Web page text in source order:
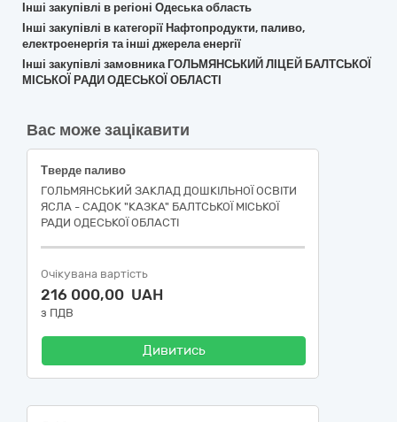
Інші закупівлі в регіоні Одеська область
Інші закупівлі в категорії Нафтопродукти, паливо,
електроенергія та інші джерела енергії
Інші закупівлі замовника ГОЛЬМЯНСЬКИЙ ЛІЦЕЙ БАЛТСЬКОЇ
МІСЬКОЇ РАДИ ОДЕСЬКОЇ ОБЛАСТІ
Вас може зацікавити
Тверде паливо
ГОЛЬМЯНСЬКИЙ ЗАКЛАД ДОШКІЛЬНОЇ ОСВІТИ
ЯСЛА - САДОК "КАЗКА" БАЛТСЬКОЇ МІСЬКОЇ
РАДИ ОДЕСЬКОЇ ОБЛАСТІ
Очікувана вартість
216 000,00 UAH
з ПДВ
Дивитись